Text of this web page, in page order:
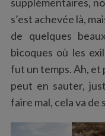
s’est achevée là,
de quelques
bicoques où les
fut un temps. Ah, et
peut en sauter,
faire mal, cela va de